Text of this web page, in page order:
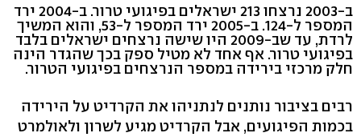
ב-2003 נרצחו 213 ישראלים בפיגועי טרור. ב-2004 ירד
המספר ל-124. ב-2005 ירד המספר ל-53, והוא המשיך
לרדת, עד שב-2009 היו שישה נרצחים ישראלים בלבד
בפיגועי טרור. אף אחד לא מטיל ספק בכך שהגדר הינה
חלק מרכזי בירידה במספר הנרצחים בפיגועי הטרור.
רבים בציבור נותנים לנתניהו את הקרדיט על הירידה
בכמות הפיגועים, אבל הקרדיט מגיע לשרון ולאולמרט